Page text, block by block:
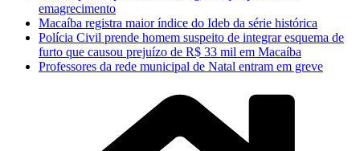
emagrecimento
Macaíba registra maior índice do Ideb da série histórica
Polícia Civil prende homem suspeito de integrar esquema de
furto que causou prejuízo de R$ 33 mil em Macaíba
Professores da rede municipal de Natal entram em greve